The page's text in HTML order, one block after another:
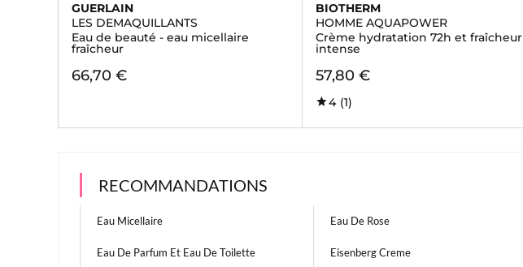
GUERLAIN
LES DEMAQUILLANTS
Eau de beauté - eau micellaire
fraîcheur
66,70 €
BIOTHERM
HOMME AQUAPOWER
Crème hydratation 72h et fraîcheur
intense
57,80 €
4 (1)
RECOMMANDATIONS
Eau Micellaire Eau De Rose
Eau De Parfum Et Eau De Toilette Eisenberg Creme